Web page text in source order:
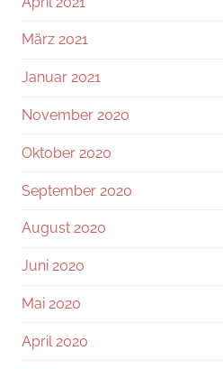
März 2021
Januar 2021
November 2020
Oktober 2020
September 2020
August 2020
Juni 2020
Mai 2020
April 2020